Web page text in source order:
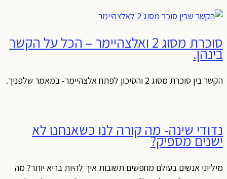
סוכרת מסוג 2 ואלצהיימר – הכל על הקשר
בינהן.
הקשר בין סוכרת מסוג 2 והסיכון לפתח אלצהיימר- במאמר שלפניך.
נדודי שינה- מה קורה לנו כשאנחנו לא
ישנים מספיק?
מיליוני אנשים בעולם מחפשים תשובות איך להיות בריא יותר? מה